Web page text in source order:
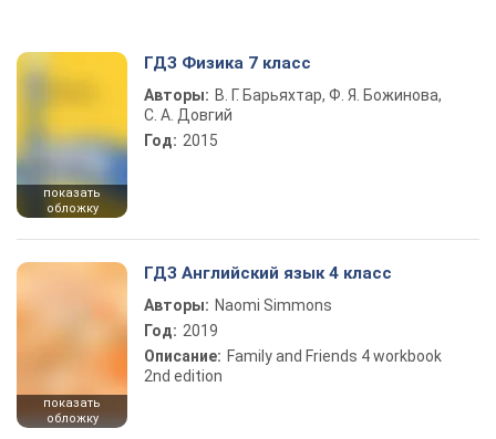
показать
обложку
ГДЗ Физика 7 класс
Авторы: В. Г. Барьяхтар, Ф. Я. Божинова,
С. А. Довгий
Год: 2015
показать
обложку
ГДЗ Английский язык 4 класс
Авторы: Naomi Simmons
Год: 2019
Описание: Family and Friends 4 workbook
2nd edition